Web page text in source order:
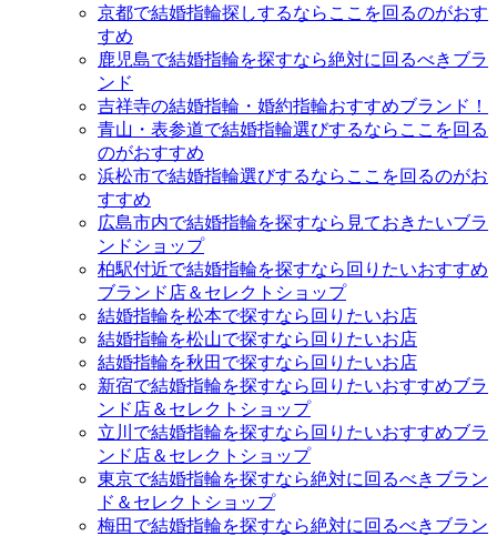
京都で結婚指輪探しするならここを回るのがおす
すめ
鹿児島で結婚指輪を探すなら絶対に回るべきブラ
ンド
吉祥寺の結婚指輪・婚約指輪おすすめブランド！
青山・表参道で結婚指輪選びするならここを回る
のがおすすめ
浜松市で結婚指輪選びするならここを回るのがお
すすめ
広島市内で結婚指輪を探すなら見ておきたいブラ
ンドショップ
柏駅付近で結婚指輪を探すなら回りたいおすすめ
ブランド店＆セレクトショップ
結婚指輪を松本で探すなら回りたいお店
結婚指輪を松山で探すなら回りたいお店
結婚指輪を秋田で探すなら回りたいお店
新宿で結婚指輪を探すなら回りたいおすすめブラ
ンド店＆セレクトショップ
立川で結婚指輪を探すなら回りたいおすすめブラ
ンド店＆セレクトショップ
東京で結婚指輪を探すなら絶対に回るべきブラン
ド＆セレクトショップ
梅田で結婚指輪を探すなら絶対に回るべきブラン